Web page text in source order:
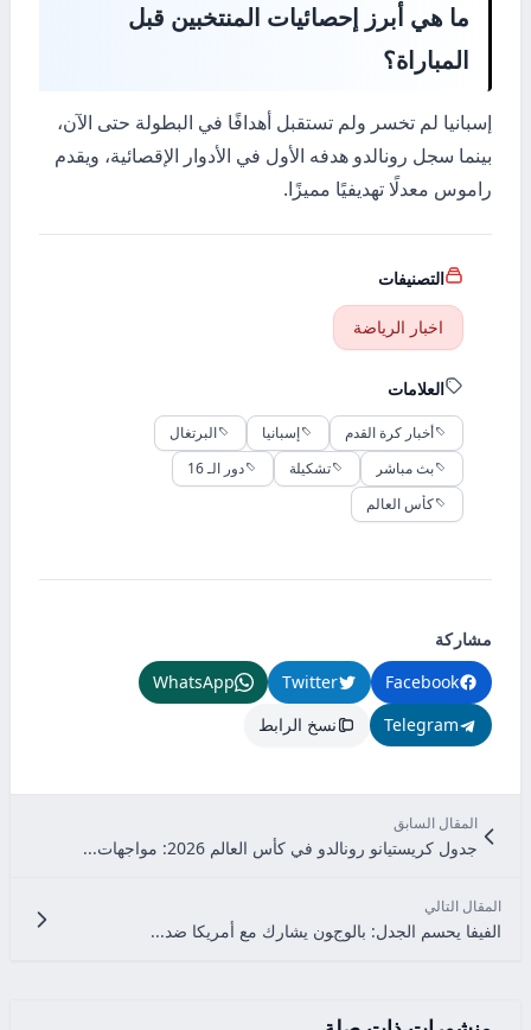
ما هي أبرز إحصائيات المنتخبين قبل
المباراة؟
إسبانيا لم تخسر ولم تستقبل أهدافًا في البطولة حتى الآن،
بينما سجل رونالدو هدفه الأول في الأدوار الإقصائية، ويقدم
راموس معدلًا تهديفيًا مميزًا.
التصنيفات
اخبار الرياضة
العلامات
أخبار كرة القدم إسبانيا
البرتغال
بث مباشر
تشكيلة
دور الـ 16
كأس العالم
مشاركة
Facebook
Twitter
WhatsApp
Telegram
نسخ الرابط
المقال السابق
جدول كريستيانو رونالدو في كأس العالم 2026: مواجهات...
المقال التالي
الفيفا يحسم الجدل: بالوجون يشارك مع أمريكا ضد...